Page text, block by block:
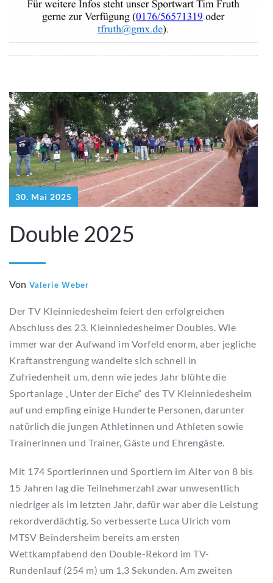
30. Mai 2025
Double 2025
Von Valerie Weber
Der TV Kleinniedesheim feiert den erfolgreichen
Abschluss des 23. Kleinniedesheimer Doubles. Wie
immer war der Aufwand im Vorfeld enorm, aber jegliche
Kraftanstrengung wandelte sich schnell in
Zufriedenheit um, denn wie jedes Jahr blühte die
Sportanlage „Unter der Eiche“ des TV Kleinniedesheim
auf und empfing einige Hunderte Personen, darunter
natürlich die jungen Athletinnen und Athleten sowie
Trainerinnen und Trainer, Gäste und Ehrengäste.
Mit 174 Sportlerinnen und Sportlern im Alter von 8 bis
15 Jahren lag die Teilnehmerzahl zwar unwesentlich
niedriger als im letzten Jahr, dafür war aber die Leistung
rekordverdächtig. So verbesserte Luca Ulrich vom
MTSV Beindersheim bereits am ersten
Wettkampfabend den Double-Rekord im TV-
Rundenlauf (254 m) um 1,3 Sekunden. Am zweiten